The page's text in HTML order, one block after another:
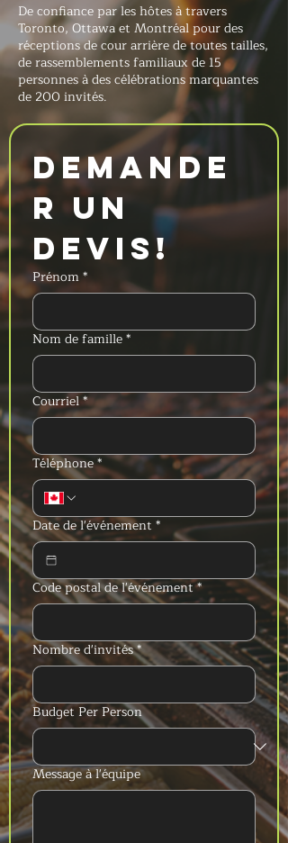
De confiance par les hôtes à travers
Toronto, Ottawa et Montréal pour des
réceptions de cour arrière de toutes tailles,
de rassemblements familiaux de 15
personnes à des célébrations marquantes
de 200 invités.
Demande
r un
devis!
Prénom*
Nom de famille*
Courriel*
Téléphone*
Date de l'événement *
Code postal de l'événement*
Nombre d'invités*
Budget Per Person
Message à l'équipe